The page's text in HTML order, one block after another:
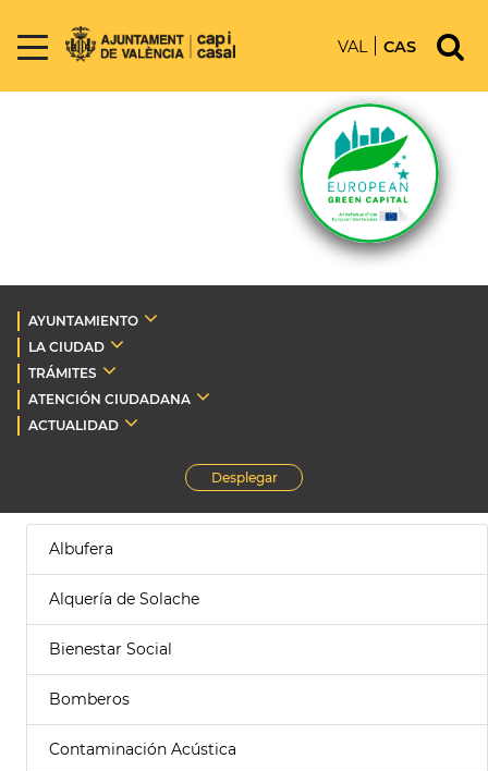
VAL CAS
AYUNTAMIENTO
LA CIUDAD
TRÁMITES
ATENCIÓN CIUDADANA
ACTUALIDAD
Desplegar
Albufera
Alquería de Solache
Bienestar Social
Bomberos
Contaminación Acústica